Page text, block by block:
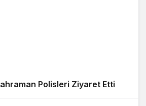
Polisleri Ziyaret Etti